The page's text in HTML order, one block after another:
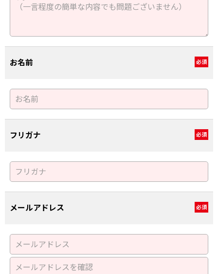
お名前 必須
フリガナ 必須
メールアドレス 必須